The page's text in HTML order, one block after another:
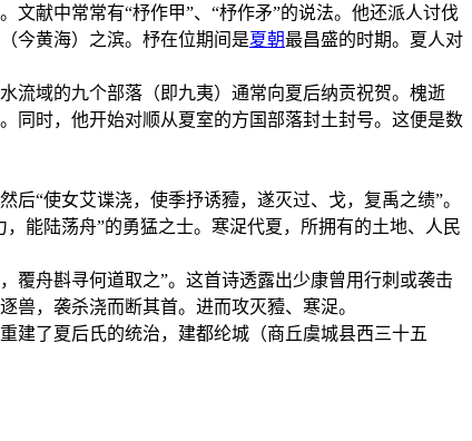
献中常常有“杼作甲”、“杼作矛”的说法。他还派人讨伐
今黄海）之滨。杼在位期间是夏朝最昌盛的时期。夏人对
流域的九个部落（即九夷）通常向夏后纳贡祝贺。槐逝
同时，他开始对顺从夏室的方国部落封土封号。这便是数
“使女艾谍浇，使季抒诱豷，遂灭过、戈，复禹之绩”。
能陆荡舟”的勇猛之士。寒浞代夏，所拥有的土地、人民
覆舟斟寻何道取之”。这首诗透露出少康曾用行刺或袭击
，袭杀浇而断其首。进而攻灭豷、寒浞。
建了夏后氏的统治，建都纶城（商丘虞城县西三十五